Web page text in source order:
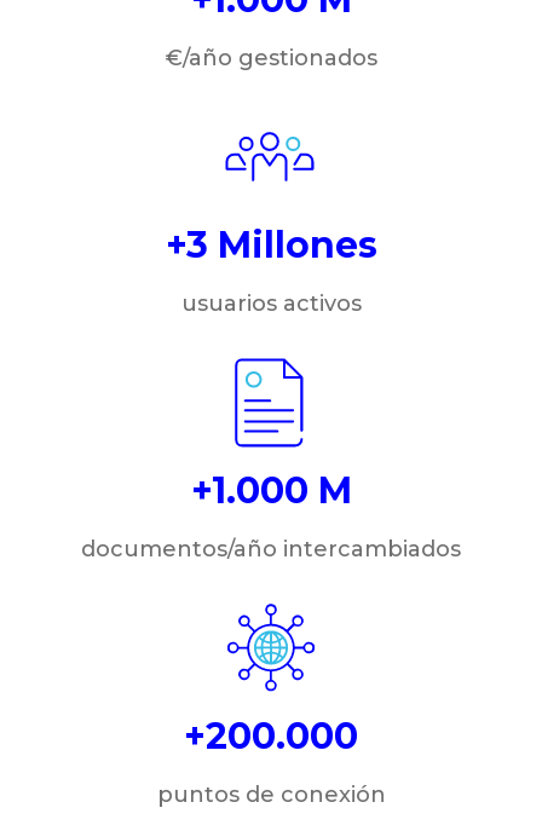
€/año gestionados
+3 Millones
usuarios activos
+1.000 M
documentos/año intercambiados
+200.000
puntos de conexión